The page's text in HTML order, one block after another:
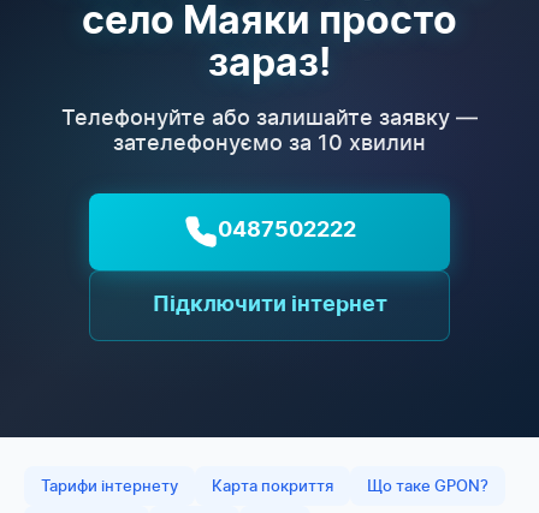
село Маяки просто
зараз!
Телефонуйте або залишайте заявку —
зателефонуємо за 10 хвилин
0487502222
Підключити інтернет
Тарифи інтернету Карта покриття Що таке GPON?